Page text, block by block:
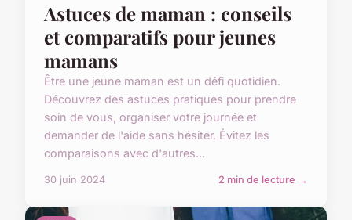
Astuces de maman : conseils
et comparatifs pour jeunes
mamans
Être une jeune maman est un défi quotidien.
Découvrez des astuces pratiques pour prendre
soin de vous, organiser votre journée et
demander de l'aide sans hésiter. Évitez les
comparaisons avec d'autres...
30 juin 2024 2 min de lecture →